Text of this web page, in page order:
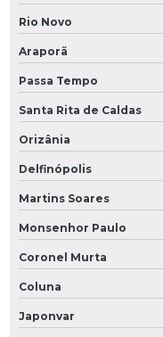
Rio Novo
Araporã
Passa Tempo
Santa Rita de Caldas
Orizânia
Delfinópolis
Martins Soares
Monsenhor Paulo
Coronel Murta
Coluna
Japonvar